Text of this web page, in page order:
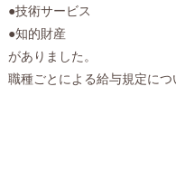
●技術サービス
●知的財産
がありました。
職種ごとによる給与規定につ